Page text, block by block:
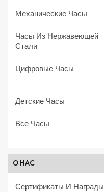
Механические Часы
Часы Из Нержавеющей
Стали
Цифровые Часы
Детские Часы
Все Часы
О НАС
Сертификаты И Награды